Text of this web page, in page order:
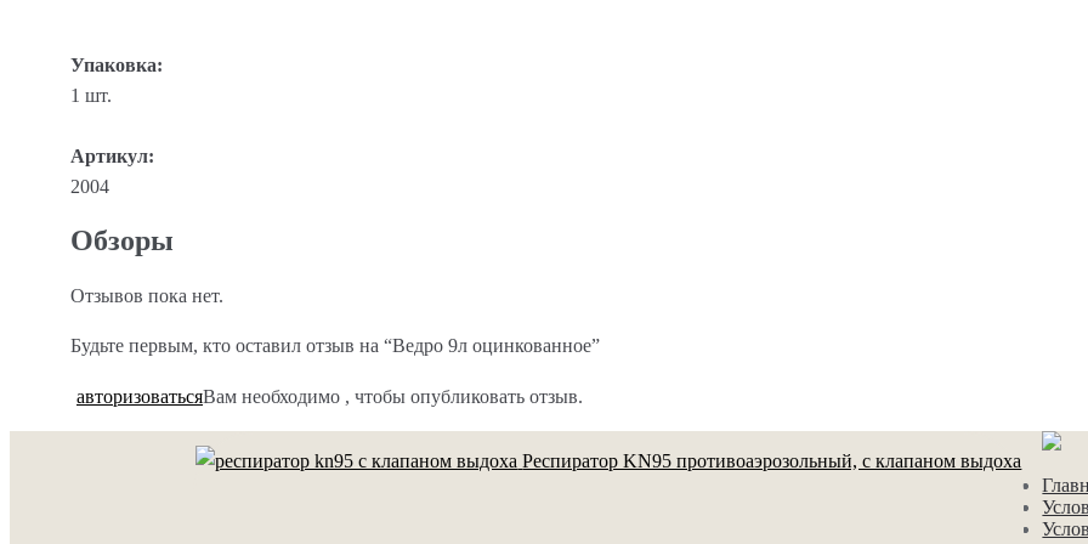
Упаковка:
1 шт.
Артикул:
2004
Обзоры
Отзывов пока нет.
Будьте первым, кто оставил отзыв на “Ведро 9л оцинкованное”
Вам необходимо
авторизоваться , чтобы опубликовать отзыв.
Респиратор KN95 противоаэрозольный, с клапаном выдоха